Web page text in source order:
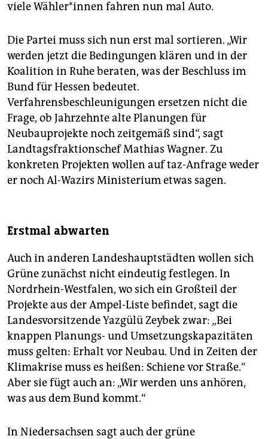
viele Wäh­le­r*in­nen fahren nun mal Auto.
Die Partei muss sich nun erst mal sortieren. „Wir
werden jetzt die Bedingungen klären und in der
Koalition in Ruhe beraten, was der Beschluss im
Bund für Hessen bedeutet.
Verfahrensbeschleunigungen ersetzen nicht die
Frage, ob Jahrzehnte alte Planungen für
Neubauprojekte noch zeitgemäß sind“, sagt
Landtagsfraktionschef Mathias Wagner. Zu
konkreten Projekten wollen auf taz-Anfrage weder
er noch Al-Wazirs Ministerium etwas sagen.
Erstmal abwarten
Auch in anderen Landeshauptstädten wollen sich
Grüne zunächst nicht eindeutig festlegen. In
Nordrhein-Westfalen, wo sich ein Großteil der
Projekte aus der Ampel-Liste befindet, sagt die
Landesvorsitzende Yazgülü Zeybek zwar: „Bei
knappen Planungs- und Umsetzungskapazitäten
muss gelten: Erhalt vor Neubau. Und in Zeiten der
Klimakrise muss es heißen: Schiene vor Straße.“
Aber sie fügt auch an: „Wir werden uns anhören,
was aus dem Bund kommt.“
In Niedersachsen sagt auch der grüne